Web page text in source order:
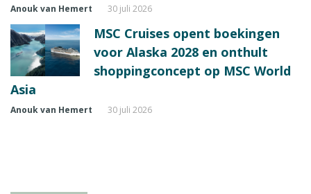
Anouk van Hemert 30 juli 2026
MSC Cruises opent boekingen
voor Alaska 2028 en onthult
shoppingconcept op MSC World
Asia
Anouk van Hemert 30 juli 2026